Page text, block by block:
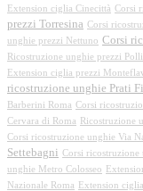
Extension ciglia Cinecittà Corsi
prezzi Torresina Corsi
unghie prezzi Nettuno Corsi
Ricostruzione unghie prezzi
Extension ciglia prezzi
ricostruzione unghie Prati
Barberini Roma Corsi
Cervara di Roma
Ricostruzione
Corsi ricostruzione unghie Via
Settebagni Corsi ricostruzione
unghie Metro Colosseo
Nazionale Roma
Extension